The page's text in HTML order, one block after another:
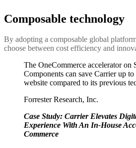
Composable technology
By adopting a composable global
choose between cost efficiency and
The OneCommerce accelerator on
Components can save Carrier up
website compared to its previous
Forrester Research, Inc.
Case Study: Carrier Elevates
Experience With An In-House
Commerce